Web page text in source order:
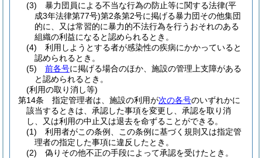
(3)
暴力団員による不当な行為の防止等に関する法律(平
成3年法律第77号)第2条第2号に掲げる暴力団その他集団
的に、又は常習的に暴力的不法行為を行うおそれのある
組織の利益になると認められるとき。
(4)
利用しようとする者が感染性の疾病にかかっていると
認められるとき。
(5)
前各号に掲げる場合のほか、施設の管理上支障がある
と認められるとき。
(利用の取り消し等)
第14条
指定管理者は、施設の利用が次の各号のいずれかに
該当するときは、承認した事項を変更し、承認を取り消
し、又は利用の中止又は退去を命ずることができる。
(1)
利用者がこの条例、この条例に基づく規則又は指定管
理者の指定した事項に違反したとき。
(2)
偽りその他不正の手段によって承認を受けたとき。